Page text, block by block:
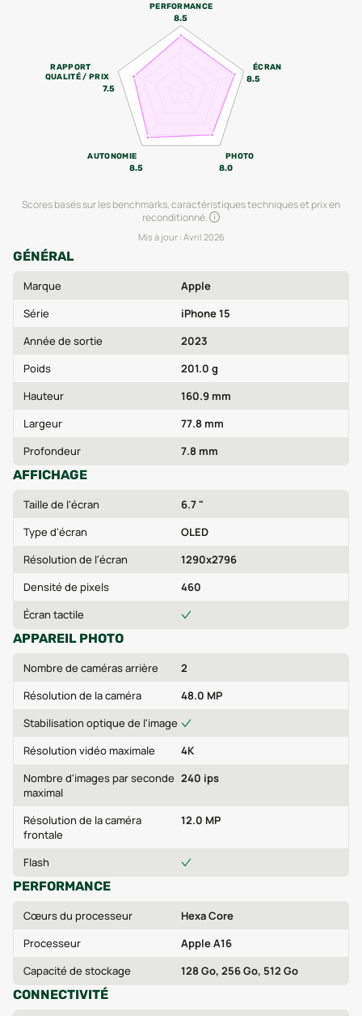
PERFORMANCE
8.5
ÉCRAN
8.5
PHOTO
8.0
AUTONOMIE
8.5
RAPPORT
QUALITÉ / PRIX
7.5
Scores basés sur les benchmarks, caractéristiques techniques et prix en
reconditionné.
Mis à jour : Avril 2026
GÉNÉRAL
Marque
Apple
Série
iPhone 15
Année de sortie
2023
Poids
201.0 g
Hauteur
160.9 mm
Largeur
77.8 mm
Profondeur
7.8 mm
AFFICHAGE
Taille de l'écran
6.7 "
Type d'écran
OLED
Résolution de l'écran
1290x2796
Densité de pixels
460
Écran tactile
APPAREIL PHOTO
Nombre de caméras arrière
2
Résolution de la caméra
48.0 MP
Stabilisation optique de l'image
Résolution vidéo maximale
4K
Nombre d'images par seconde
maximal
240 ips
Résolution de la caméra
frontale
12.0 MP
Flash
PERFORMANCE
Cœurs du processeur
Hexa Core
Processeur
Apple A16
Capacité de stockage
128 Go, 256 Go, 512 Go
CONNECTIVITÉ